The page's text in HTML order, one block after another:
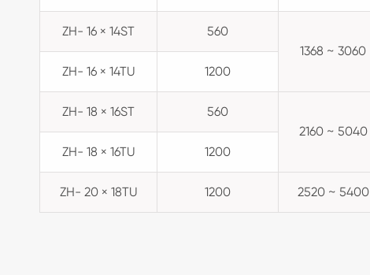
ZH- 16 × 14ST
560
1368 ~ 3060
ZH- 16 × 14TU
1200
ZH- 18 × 16ST
560
2160 ~ 5040
ZH- 18 × 16TU
1200
ZH- 20 × 18TU 1200 2520 ~ 5400